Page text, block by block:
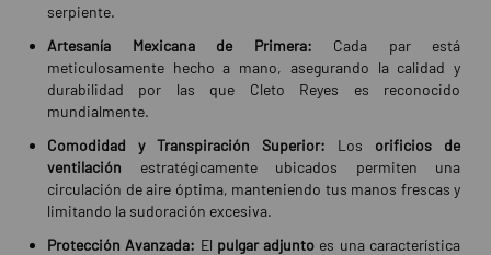
serpiente.
Artesanía Mexicana de Primera: Cada par está
meticulosamente hecho a mano, asegurando la calidad y
durabilidad por las que Cleto Reyes es reconocido
mundialmente.
Comodidad y Transpiración Superior: Los orificios de
ventilación estratégicamente ubicados permiten una
circulación de aire óptima, manteniendo tus manos frescas y
limitando la sudoración excesiva.
Protección Avanzada: El pulgar adjunto es una característica